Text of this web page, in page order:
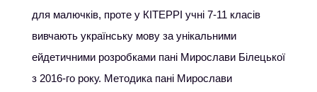
для малючків, проте у КІТЕРРІ учні 7-11 класів
вивчають українську мову за унікальними
ейдетичними розробками пані Мирослави Білецької
з 2016-го року. Методика пані Мирослави